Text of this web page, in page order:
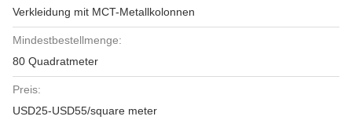
Verkleidung mit MCT-Metallkolonnen
Mindestbestellmenge:
80 Quadratmeter
Preis:
USD25-USD55/square meter